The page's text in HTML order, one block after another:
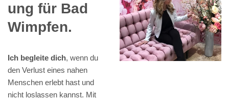
ung für Bad
Wimpfen.
Ich begleite dich, wenn du
den Verlust eines nahen
Menschen erlebt hast und
nicht loslassen kannst. Mit